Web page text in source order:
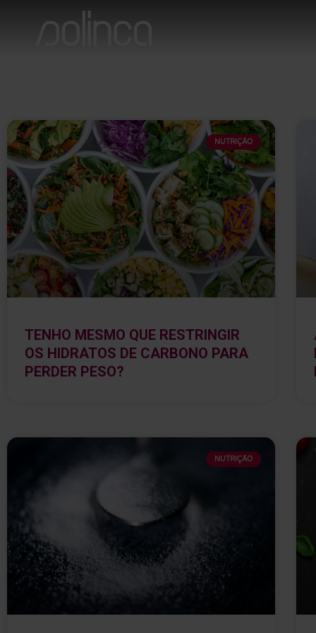
NUTRIÇÃO
TENHO MESMO QUE RESTRINGIR
OS HIDRATOS DE CARBONO PARA
PERDER PESO?
NUTRIÇÃO